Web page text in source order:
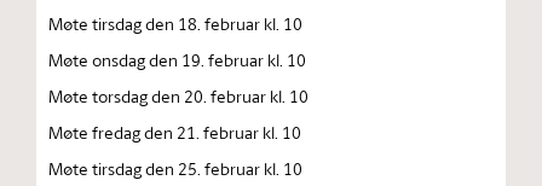
Møte tirsdag den 18. februar kl. 10
Møte onsdag den 19. februar kl. 10
Møte torsdag den 20. februar kl. 10
Møte fredag den 21. februar kl. 10
Møte tirsdag den 25. februar kl. 10